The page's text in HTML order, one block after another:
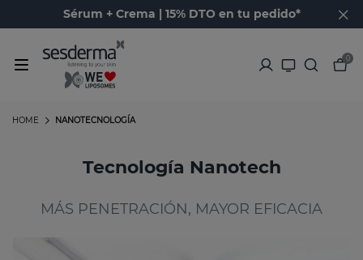
Sérum + Crema | 15% DTO en tu pedido*
0
NANOTECNOLOGÍA
HOME
Tecnología Nanotech
MÁS PENETRACIÓN, MAYOR EFICACIA